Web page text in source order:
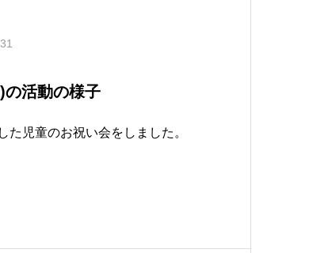
の活動の様子
た児童のお祝い会をしました。